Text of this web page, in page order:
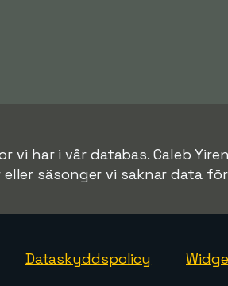
har i vår databas. Caleb
säsonger vi saknar data
Dataskyddspolicy